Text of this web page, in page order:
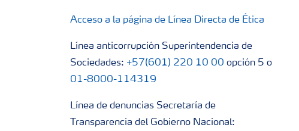
Acceso a la página de Línea Directa de Ética
Línea anticorrupción Superintendencia de
Sociedades: +57(601) 220 10 00 opción 5 o
01-8000-114319
Línea de denuncias Secretaría de
Transparencia del Gobierno Nacional: